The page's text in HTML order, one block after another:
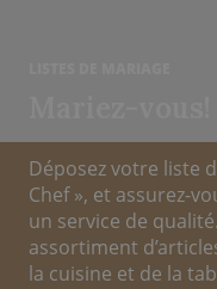
Déposez votre liste
Chef », et assurez-
un service de
assortiment
la cuisine et de la